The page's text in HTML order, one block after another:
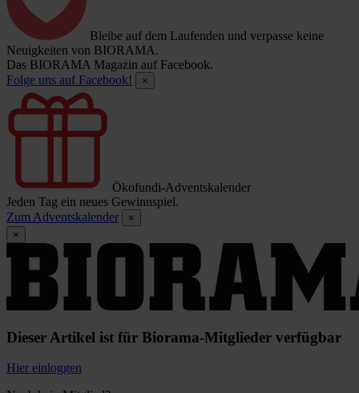
Bleibe auf dem Laufenden und verpasse keine
Neuigkeiten von BIORAMA.
Das BIORAMA Magazin auf Facebook.
Folge uns auf Facebook!
×
Ökofundi-Adventskalender
Jeden Tag ein neues Gewinnspiel.
Zum Adventskalender
×
×
Dieser Artikel ist für Biorama-Mitglieder verfügbar
Hier einloggen